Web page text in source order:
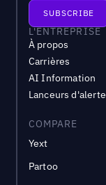
L'ENTREPRISE
À propos
Carrières
AI Information
Lanceurs d'alerte
COMPARE
Yext
Partoo